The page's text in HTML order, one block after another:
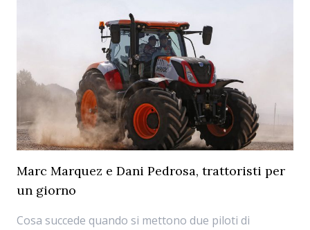
Marc Marquez e Dani Pedrosa, trattoristi per
un giorno
Cosa succede quando si mettono due piloti di